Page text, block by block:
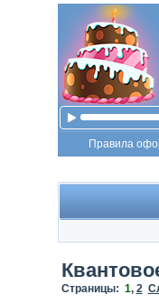
Правила
Страницы: 1, 2